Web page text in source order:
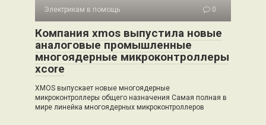
Электрикам в помощь 0
Компания xmos выпустила новые
аналоговые промышленные
многоядерные микроконтроллеры
xcore
XMOS выпускает новые многоядерные
микроконтроллеры общего назначения Самая полная в
мире линейка многоядерных микроконтроллеров